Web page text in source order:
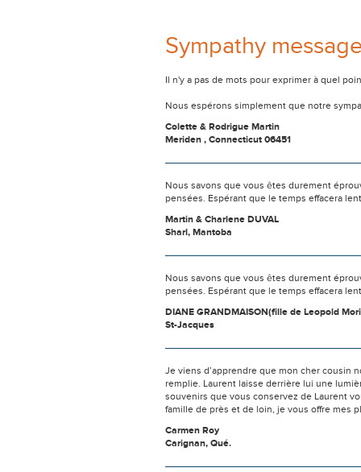
Sympathy
Il n'y a pas de mots pour exprimer à quel
Nous espérons simplement que notre
Colette & Rodrigue Martin
Meriden , Connecticut 06451
Nous savons que vous êtes durement
pensées. Espérant que le temps effacera
Martin & Charlene DUVAL
Sharl, Mantoba
Nous savons que vous êtes durement
pensées. Espérant que le temps effacera
DIANE GRANDMAISON(fille de Leopold
St-Jacques
Je viens d’apprendre que mon cher cousin
remplie. Laurent laisse derrière lui une
souvenirs que vous conservez de Laurent
famille de près et de loin, je vous offre mes
Carmen Roy
Carignan, Qué.